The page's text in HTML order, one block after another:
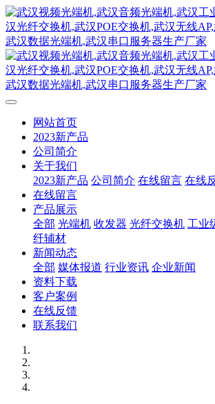
网站首页
2023新产品
公司简介
关于我们
2023新产品 公司简介 在线留言 在线
在线留言
产品展示
全部 光端机 收发器 光纤交换机 工业
纤辅材
新闻动态
全部 媒体报道 行业资讯 企业新闻
资料下载
客户案例
在线反馈
联系我们